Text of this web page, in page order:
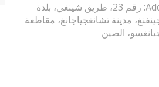
Add: رقم 23، طريق شينغي، بلدة
مدينة تشانغجياجانغ، مقاطعة
الصين